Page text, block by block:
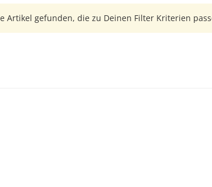
Artikel gefunden, die zu Deinen Filter Kriterien